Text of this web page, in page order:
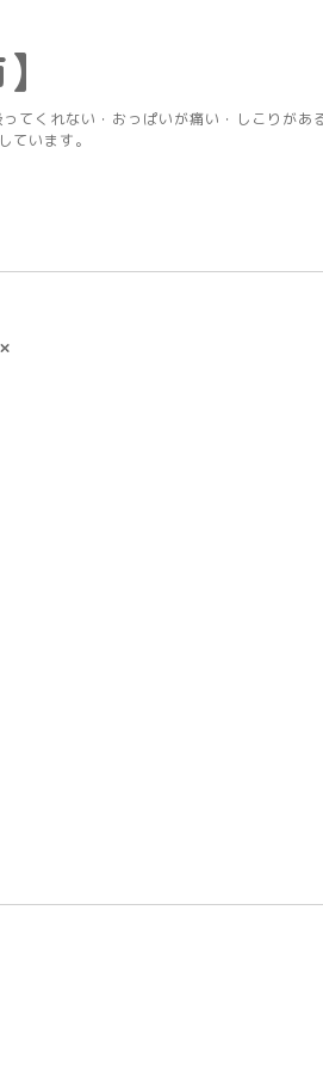
てくれない・おっぱいが痛い・しこりがあ
います。